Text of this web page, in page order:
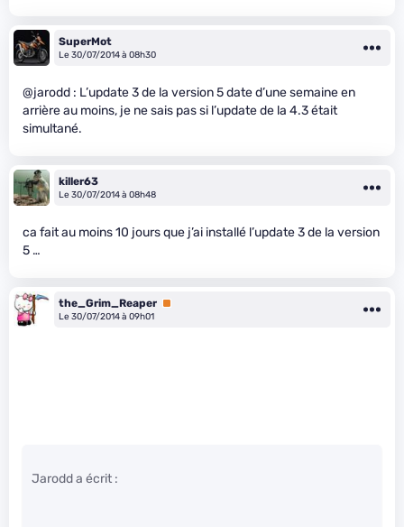
SuperMot
Le 30/07/2014 à 08h30
@jarodd : L’update 3 de la version 5 date d’une semaine en
arrière au moins, je ne sais pas si l’update de la 4.3 était
simultané.
killer63
Le 30/07/2014 à 08h48
ca fait au moins 10 jours que j’ai installé l’update 3 de la version
5 …
the_Grim_Reaper Premium
Le 30/07/2014 à 09h01
Jarodd a écrit :